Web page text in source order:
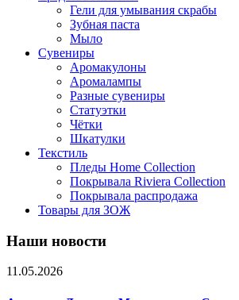
Гели для умывания скрабы
Зубная паста
Мыло
Сувениры
Аромакулоны
Аромалампы
Разные сувениры
Статуэтки
Чётки
Шкатулки
Текстиль
Пледы Home Collection
Покрывала Riviera Collection
Покрывала распродажа
Товары для ЗОЖ
Наши новости
11.05.2026